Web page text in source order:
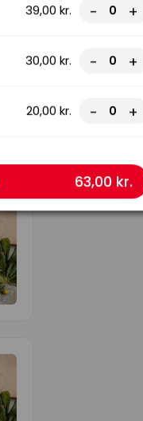
39,00 kr. - +
30,00 kr. - +
20,00 kr. - +
63,00 kr.